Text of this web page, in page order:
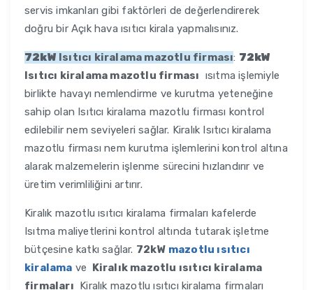
servis imkanları gibi faktörleri de değerlendirerek
doğru bir Açık hava ısıtıcı kirala yapmalısınız.
72kW Isıtıcı kiralama mazotlu firması: 72kW
Isıtıcı kiralama mazotlu firması ısıtma işlemiyle
birlikte havayı nemlendirme ve kurutma yeteneğine
sahip olan Isıtıcı kiralama mazotlu firması kontrol
edilebilir nem seviyeleri sağlar. Kiralık Isıtıcı kiralama
mazotlu firması nem kurutma işlemlerini kontrol altına
alarak malzemelerin işlenme sürecini hızlandırır ve
üretim verimliliğini artırır.
Kiralık mazotlu ısıtıcı kiralama firmaları kafelerde
Isıtma maliyetlerini kontrol altında tutarak işletme
bütçesine katkı sağlar. 72kW mazotlu ısıtıcı
kiralama ve Kiralık mazotlu ısıtıcı kiralama
firmaları Kiralık mazotlu ısıtıcı kiralama firmaları